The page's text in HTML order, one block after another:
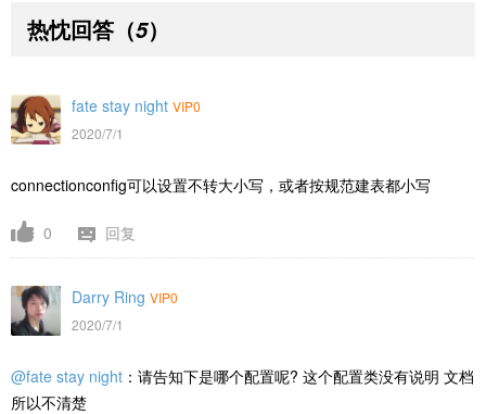
热忱回答 （5）
fate stay night VIP0
2020/7/1
connectionconfig可以设置不转大小写，或者按规范建表都小写
0 回复
Darry Ring VIP0
2020/7/1
@fate stay night ：请告知下是哪个配置呢? 这个配置类没有说明 文档
所以不清楚